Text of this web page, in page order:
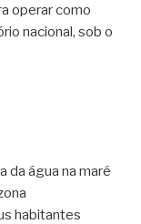
operar como
nacional, sob o
da água na maré
habitantes